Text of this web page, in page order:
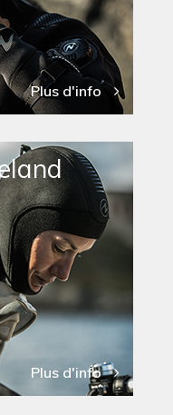
Plus d'info
Plus d'info